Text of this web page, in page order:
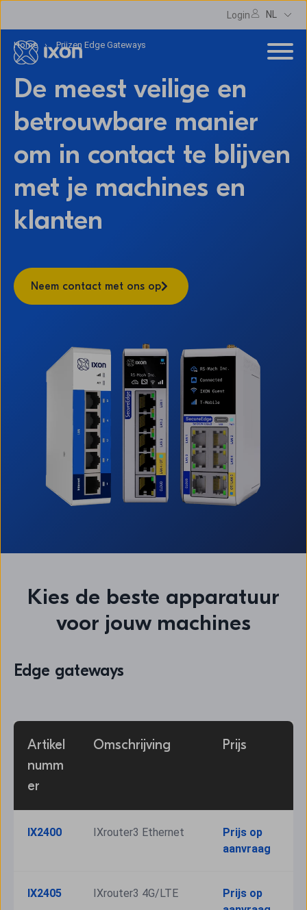
Login NL
Home Prijzen Edge Gateways
De meest veilige en
betrouwbare manier
om in contact te blijven
met je machines en
klanten
Neem contact met ons op
Kies de beste apparatuur
voor jouw machines
Edge gateways
Artikel
numm
er
Omschrijving Prijs
IX2400 IXrouter3 Ethernet
Prijs op
aanvraag
IX2405 IXrouter3 4G/LTE
Prijs op